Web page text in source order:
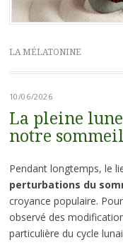
LA MÉLATONINE
10/06/2026
La pleine
notre
Pendant longtemps, le
perturbations du
croyance populaire.
observé des
particulière du cycle